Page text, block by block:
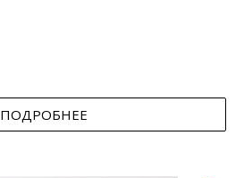
ПОДРОБНЕЕ